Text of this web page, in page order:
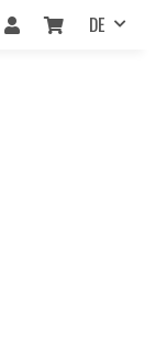
DE